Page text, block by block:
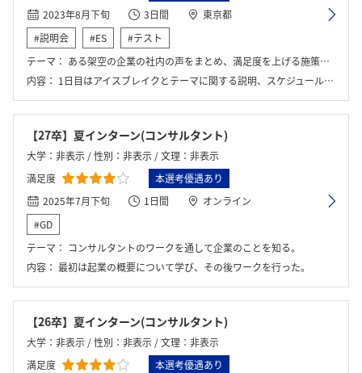
2023年8月下旬
3日間
東京都
#説明会
#ES
#テスト
テーマ： ある架空の企業の社内の声をまとめ、満足度を上げる施策を考える
内容： 1日目はアイスブレイクとテーマに関する説明、スケジュールの説明が行われた。2、3日目で発表内容を練り、3日目の後半に役員の方へ発表、フィードバックもいただいた。
【27卒】夏インターン(コンサルタント)
大学：非表示 / 性別：非表示 / 文理：非表示
満足度
本選考優遇あり
2025年7月下旬
1日間
オンライン
#GD
テーマ： コンサルタントのワークを通して企業のことを知る。
内容： 最初は起業の概要について学び、その後ワークを行った。
【26卒】夏インターン(コンサルタント)
大学：非表示 / 性別：非表示 / 文理：非表示
満足度
本選考優遇あり